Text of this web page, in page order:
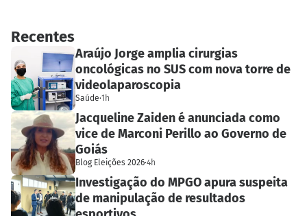
Recentes
Araújo Jorge amplia cirurgias
oncológicas no SUS com nova torre de
videolaparoscopia
Saúde·1h
Jacqueline Zaiden é anunciada como
vice de Marconi Perillo ao Governo de
Goiás
Blog Eleições 2026·4h
Investigação do MPGO apura suspeita
de manipulação de resultados